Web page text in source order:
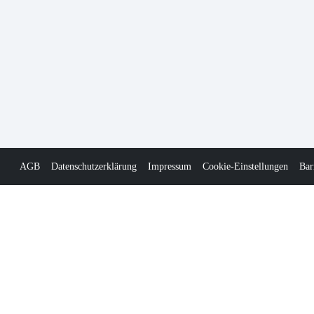
AGB Datenschutzerklärung Impressum Cookie-Einstellungen